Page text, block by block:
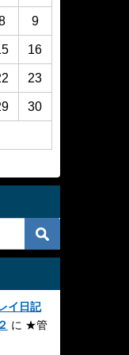
9
16
23
30
イ日記
に ★管